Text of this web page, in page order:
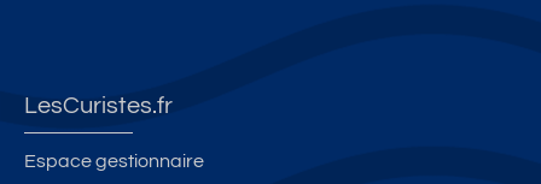
LesCuristes.fr
Espace gestionnaire